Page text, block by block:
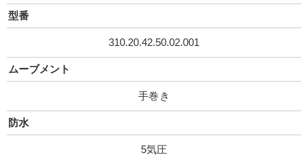
型番
310.20.42.50.02.001
ムーブメント
手巻き
防水
5気圧